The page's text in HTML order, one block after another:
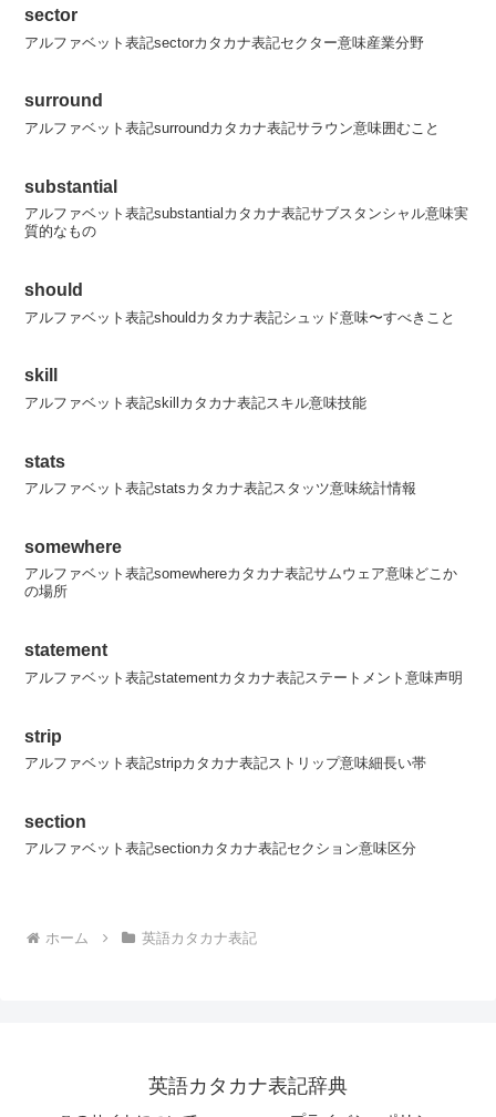
sector
アルファベット表記sectorカタカナ表記セクター意味産業分野
surround
アルファベット表記surroundカタカナ表記サラウン意味囲むこと
substantial
アルファベット表記substantialカタカナ表記サブスタンシャル意味実
質的なもの
should
アルファベット表記shouldカタカナ表記シュッド意味〜すべきこと
skill
アルファベット表記skillカタカナ表記スキル意味技能
stats
アルファベット表記statsカタカナ表記スタッツ意味統計情報
somewhere
アルファベット表記somewhereカタカナ表記サムウェア意味どこか
の場所
statement
アルファベット表記statementカタカナ表記ステートメント意味声明
strip
アルファベット表記stripカタカナ表記ストリップ意味細長い帯
section
アルファベット表記sectionカタカナ表記セクション意味区分
ホーム 英語カタカナ表記
英語カタカナ表記辞典